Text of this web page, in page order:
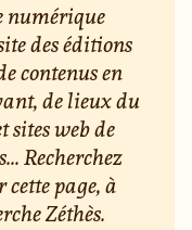
numérique
des éditions
contenus en
de lieux du
sites web de
Recherchez
cette page, à
Zéthès.